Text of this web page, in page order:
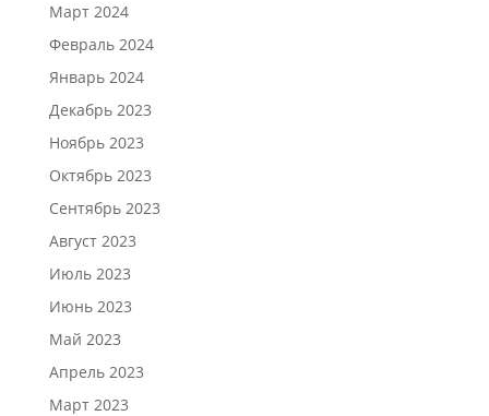
Март 2024
Февраль 2024
Январь 2024
Декабрь 2023
Ноябрь 2023
Октябрь 2023
Сентябрь 2023
Август 2023
Июль 2023
Июнь 2023
Май 2023
Апрель 2023
Март 2023